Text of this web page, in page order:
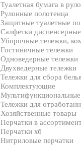
Туалетная бумага в
Рулонные полотенца
Защитные туалетные
Салфетки
Уборочные тележки,
Гостиничные тележки
Одноведерные тележки
Двухведерные тележки
Тележки для сбора
Комплектующие
Тележки для
Хозяйственные товары
Перчатки в
Перчатки хб
Нитриловые перчатки